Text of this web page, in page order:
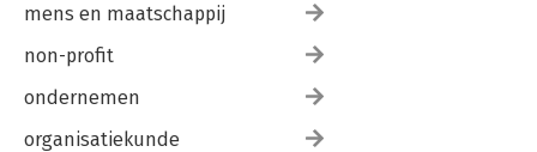
mens en maatschappij
non-profit
ondernemen
organisatiekunde